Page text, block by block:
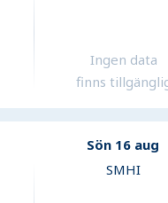
Ingen data
finns
Sön 16 aug
SMHI